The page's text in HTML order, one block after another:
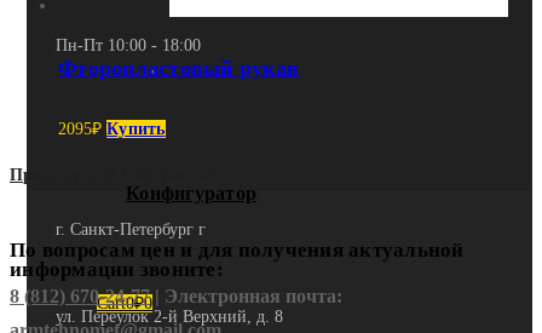
Пн-Пт 10:00 - 18:00
г. Санкт-Петербург г
ул. Переулок 2-й Верхний, д. 8
Контакты
Конфигуратор
Cart0₽0
Фторопластовый рукав
2095₽ Купить
Предыдущий
По вопросам цен и для получения актуальной
информации звоните:
8 (812) 670-24-77| Электронная почта: